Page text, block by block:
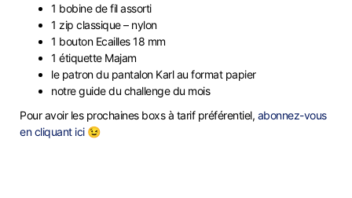
1 bobine de fil assorti
1 zip classique – nylon
1 bouton Ecailles 18 mm
1 étiquette Majam
le patron du pantalon Karl au format papier
notre guide du challenge du mois
Pour avoir les prochaines boxs à tarif préférentiel, abonnez-vous
en cliquant ici 😉